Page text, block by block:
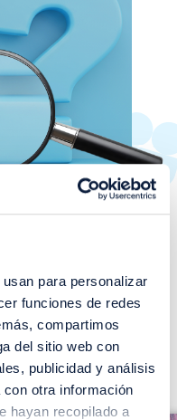
para personalizar
funciones de redes
compartimos
del sitio web con
publicidad y análisis
otra información
hayan recopilado a